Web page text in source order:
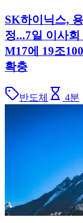
SK하이닉스,
정...7일 이사
M17에 19조
확충
반도체 4분